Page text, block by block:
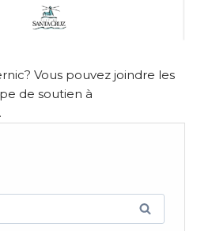
Vous pouvez joindre les
de soutien à
.